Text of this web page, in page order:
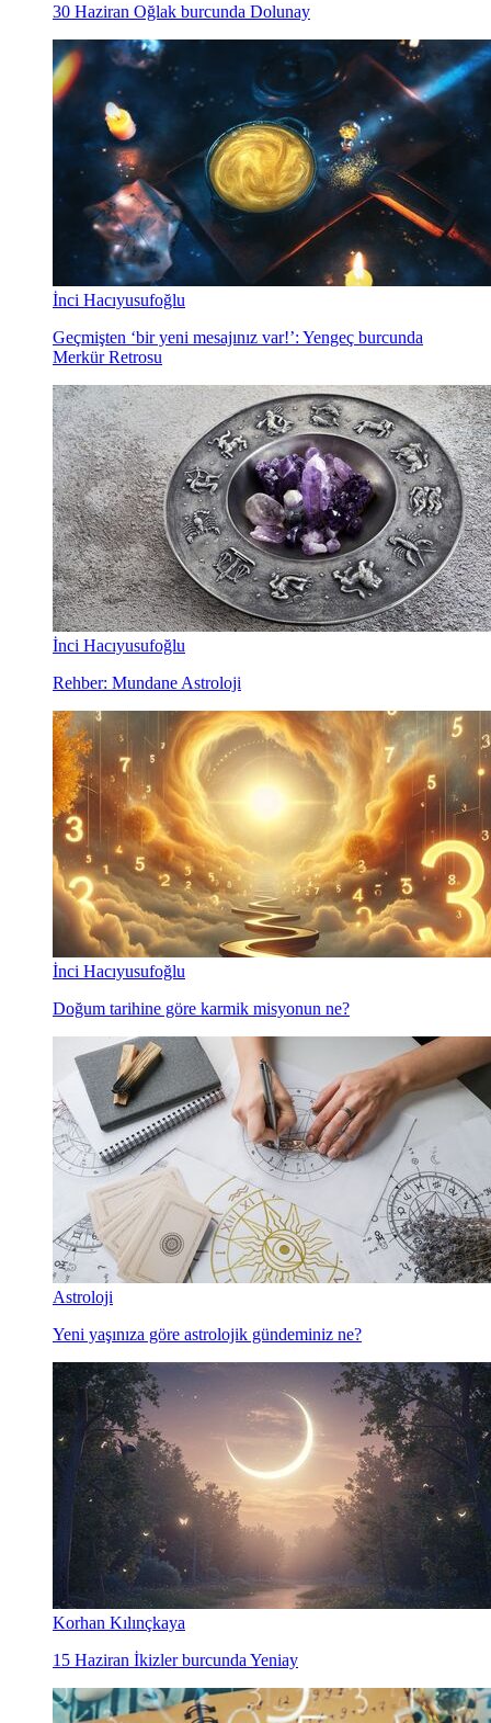
30 Haziran Oğlak burcunda Dolunay
İnci Hacıyusufoğlu
Geçmişten ‘bir yeni mesajınız var!’: Yengeç burcunda
Merkür Retrosu
İnci Hacıyusufoğlu
Rehber: Mundane Astroloji
İnci Hacıyusufoğlu
Doğum tarihine göre karmik misyonun ne?
Astroloji
Yeni yaşınıza göre astrolojik gündeminiz ne?
Korhan Kılınçkaya
15 Haziran İkizler burcunda Yeniay